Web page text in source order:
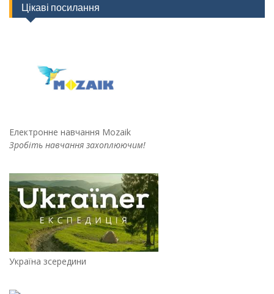
Цікаві посилання
Електронне навчання Mozaik
Зробіть навчання захоплюючим!
Україна зсередини